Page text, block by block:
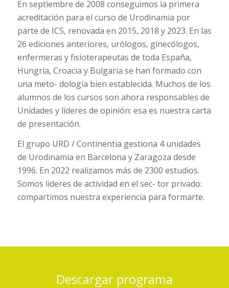
En septiembre de 2008 conseguimos la primera
acreditación para el curso de Urodinamia por
parte de ICS, renovada en 2015, 2018 y 2023. En las
26 ediciones anteriores, urólogos, ginecólogos,
enfermeras y fisioterapeutas de toda España,
Hungría, Croacia y Bulgaria se han formado con
una meto- dología bien establecida. Muchos de los
alumnos de los cursos son ahora responsables de
Unidades y líderes de opinión: esa es nuestra carta
de presentación.
El grupo URD / Continentia gestiona 4 unidades
de Urodinamia en Barcelona y Zaragoza desde
1996. En 2022 realizamos más de 2300 estudios.
Somos líderes de actividad en el sec- tor privado:
compartimos nuestra experiencia para formarte.
Descargar programa